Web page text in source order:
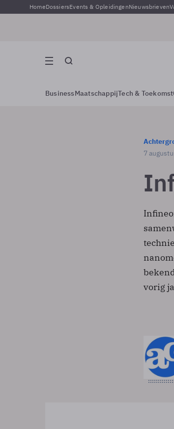
HomeDossiersEvents & OpleidingenNieuwsbrieven
BusinessMaatschappijTech & Toekomst
7
vorig